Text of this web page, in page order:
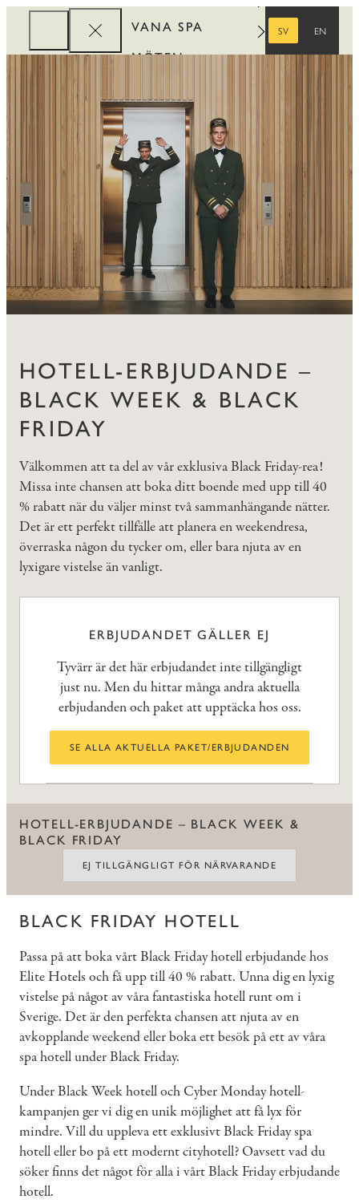
VANA SPA
MÖTEN
REWARDS
SV
EN
HOTELL-ERBJUDANDE –
BLACK WEEK & BLACK
FRIDAY
Välkommen att ta del av vår exklusiva Black Friday-rea!
Missa inte chansen att boka ditt boende med upp till 40
% rabatt när du väljer minst två sammanhängande nätter.
Det är ett perfekt tillfälle att planera en weekendresa,
överraska någon du tycker om, eller bara njuta av en
lyxigare vistelse än vanligt.
ERBJUDANDET GÄLLER EJ
Tyvärr är det här erbjudandet inte tillgängligt
just nu. Men du hittar många andra aktuella
erbjudanden och paket att upptäcka hos oss.
SE ALLA AKTUELLA PAKET/ERBJUDANDEN
HOTELL-ERBJUDANDE – BLACK WEEK &
BLACK FRIDAY
EJ TILLGÄNGLIGT FÖR NÄRVARANDE
BLACK FRIDAY HOTELL
Passa på att boka vårt Black Friday hotell erbjudande hos
Elite Hotels och få upp till 40 % rabatt. Unna dig en lyxig
vistelse på något av våra fantastiska hotell runt om i
Sverige. Det är den perfekta chansen att njuta av en
avkopplande weekend eller boka ett besök på ett av våra
spa hotell under Black Friday.
Under Black Week hotell och Cyber Monday hotell-
kampanjen ger vi dig en unik möjlighet att få lyx för
mindre. Vill du uppleva ett exklusivt Black Friday spa
hotell eller bo på ett modernt cityhotell? Oavsett vad du
söker finns det något för alla i vårt Black Friday erbjudande
hotell.